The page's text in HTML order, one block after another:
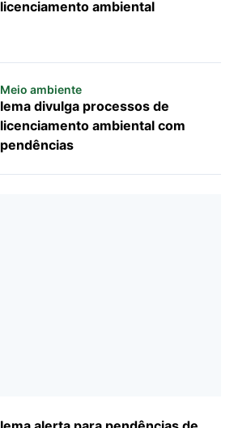
licenciamento ambiental
Meio ambiente
Iema divulga processos de
licenciamento ambiental com
pendências